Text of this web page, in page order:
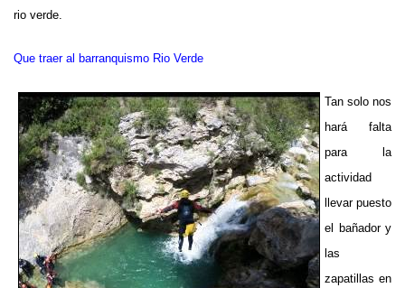
rio verde.
Que traer al barranquismo Rio Verde
Tan solo nos
hará falta
para la
actividad
llevar puesto
el bañador y
las
zapatillas en